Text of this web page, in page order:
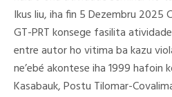
Ikus liu, iha fin 5 Dezembru 2025
GT-PRT konsege fasilita
entre autor ho vitima ba kazu
ne’ebé akontese iha 1999 hafoin
Kasabauk, Postu Tilomar-